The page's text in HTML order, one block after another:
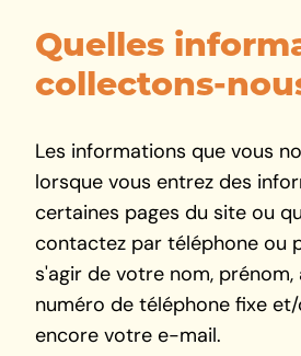
Quelles
collectons-
Les informations que vous
lorsque vous entrez des
certaines pages du site ou
contactez par téléphone ou
s'agir de votre nom, prénom,
numéro de téléphone fixe
encore votre e-mail.